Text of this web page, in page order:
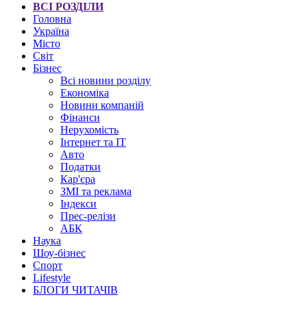
ВСІ РОЗДІЛИ
Головна
Україна
Місто
Світ
Бізнес
Всі новини розділу
Економіка
Новини компаній
Фінанси
Нерухомість
Інтернет та IT
Авто
Податки
Кар'єра
ЗМІ та реклама
Індекси
Прес-релізи
АБК
Наука
Шоу-бізнес
Спорт
Lifestyle
БЛОГИ ЧИТАЧІВ